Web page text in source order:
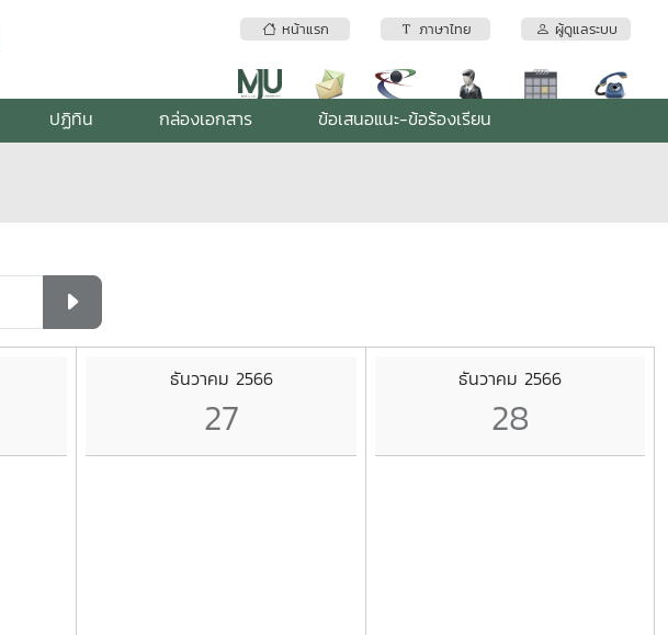
หน้าแรก ภาษาไทย ผู้ดูแลระบบ
ปฏิทิน กล่องเอกสาร ข้อเสนอแนะ-ข้อร้องเรียน
ธันวาคม 2566
27
ธันวาคม 2566
28